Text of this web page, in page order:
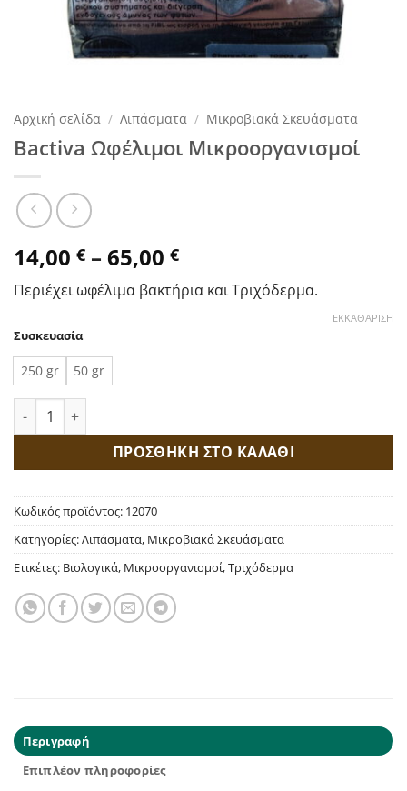
Αρχική σελίδα / Λιπάσματα / Μικροβιακά Σκευάσματα
Bactiva Ωφέλιμοι Μικροοργανισμοί
14,00 € – 65,00 €Price
range:
14,00 €
Περιέχει ωφέλιμα βακτήρια και Τριχόδερμα.
Συσκευασία
250 gr 50 gr
ΕΚΚΑΘΆΡΙΣΗ
Bactiva Ωφέλιμοι Μικροοργανισμοί ποσότητα
ΠΡΟΣΘΗΚΗ ΣΤΟ ΚΑΛΑΘΙ
Κωδικός προϊόντος: 12070
Κατηγορίες:Λιπάσματα, Μικροβιακά Σκευάσματα
Ετικέτες: Βιολογικά, Μικροοργανισμοί,Τριχόδερμα
Περιγραφή
Επιπλέον πληροφορίες